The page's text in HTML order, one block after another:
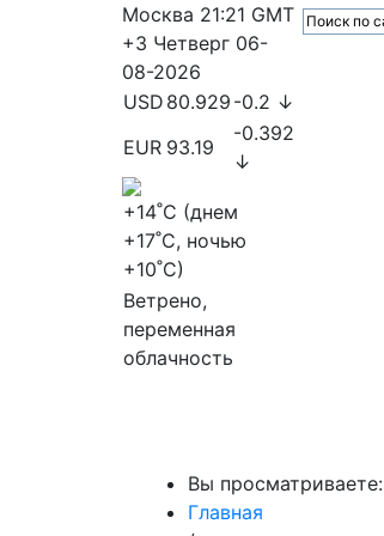
Москва 21:21 GMT
+3 Четверг 06-
08-2026
USD 80.929 -0.2 ↓
EUR 93.19
-0.392
↓
+14˚C (днем
+17˚C, ночью
+10˚C)
Ветрено,
переменная
облачность
Вы просматриваете:
Главная